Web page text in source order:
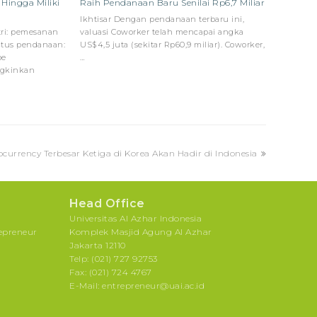
Hingga Miliki
pemesanan
pendanaan:
Raih Pendanaan Baru Senilai Rp6,7 Miliar
Ikhtisar Dengan pendanaan terbaru ini,
valuasi Coworker telah mencapai angka
US$4,5 juta (sekitar Rp60,9 miliar). Coworker,
…
Terbesar Ketiga di Korea Akan Hadir di Indonesia
Head Office
Universitas Al Azhar Indonesia
Komplek Masjid Agung Al Azhar
Jakarta 12110
Telp: (021) 727 92753
Fax: (021) 724 4767
E-Mail: entrepreneur@uai.ac.id